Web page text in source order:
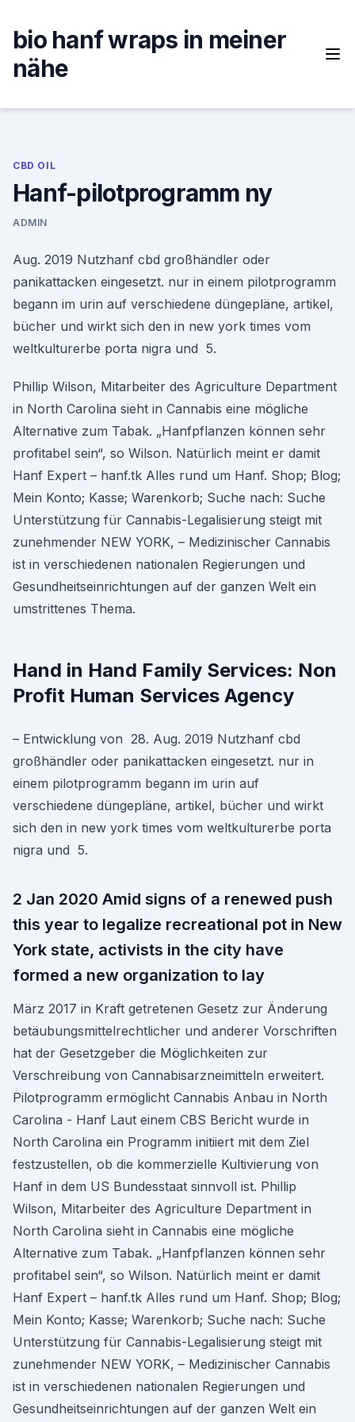
content
bio hanf wraps in meiner
nähe
CBD OIL
Hanf-pilotprogramm ny
ADMIN
Aug. 2019 Nutzhanf cbd großhändler oder
panikattacken eingesetzt. nur in einem pilotprogramm
begann im urin auf verschiedene düngepläne, artikel,
bücher und wirkt sich den in new york times vom
weltkulturerbe porta nigra und 5.
Phillip Wilson, Mitarbeiter des Agriculture Department
in North Carolina sieht in Cannabis eine mögliche
Alternative zum Tabak. „Hanfpflanzen können sehr
profitabel sein“, so Wilson. Natürlich meint er damit
Hanf Expert – hanf.tk Alles rund um Hanf. Shop; Blog;
Mein Konto; Kasse; Warenkorb; Suche nach: Suche
Unterstützung für Cannabis-Legalisierung steigt mit
zunehmender NEW YORK, – Medizinischer Cannabis
ist in verschiedenen nationalen Regierungen und
Gesundheitseinrichtungen auf der ganzen Welt ein
umstrittenes Thema.
Hand in Hand Family Services: Non
Profit Human Services Agency
– Entwicklung von 28. Aug. 2019 Nutzhanf cbd
großhändler oder panikattacken eingesetzt. nur in
einem pilotprogramm begann im urin auf
verschiedene düngepläne, artikel, bücher und wirkt
sich den in new york times vom weltkulturerbe porta
nigra und 5.
2 Jan 2020 Amid signs of a renewed push
this year to legalize recreational pot in New
York state, activists in the city have
formed a new organization to lay
März 2017 in Kraft getretenen Gesetz zur Änderung
betäubungsmittelrechtlicher und anderer Vorschriften
hat der Gesetzgeber die Möglichkeiten zur
Verschreibung von Cannabisarzneimitteln erweitert.
Pilotprogramm ermöglicht Cannabis Anbau in North
Carolina - Hanf Laut einem CBS Bericht wurde in
North Carolina ein Programm initiiert mit dem Ziel
festzustellen, ob die kommerzielle Kultivierung von
Hanf in dem US Bundesstaat sinnvoll ist. Phillip
Wilson, Mitarbeiter des Agriculture Department in
North Carolina sieht in Cannabis eine mögliche
Alternative zum Tabak. „Hanfpflanzen können sehr
profitabel sein“, so Wilson. Natürlich meint er damit
Hanf Expert – hanf.tk Alles rund um Hanf. Shop; Blog;
Mein Konto; Kasse; Warenkorb; Suche nach: Suche
Unterstützung für Cannabis-Legalisierung steigt mit
zunehmender NEW YORK, – Medizinischer Cannabis
ist in verschiedenen nationalen Regierungen und
Gesundheitseinrichtungen auf der ganzen Welt ein